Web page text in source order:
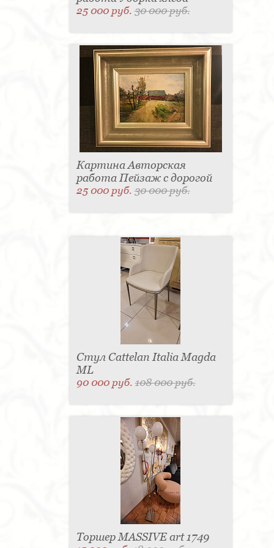
25 000 руб.30 000 руб.
Картина Авторская
работа Пейзаж с дорогой
25 000 руб.30 000 руб.
Стул Cattelan Italia Magda
ML
90 000 руб.108 000 руб.
Торшер MASSIVE art 1749